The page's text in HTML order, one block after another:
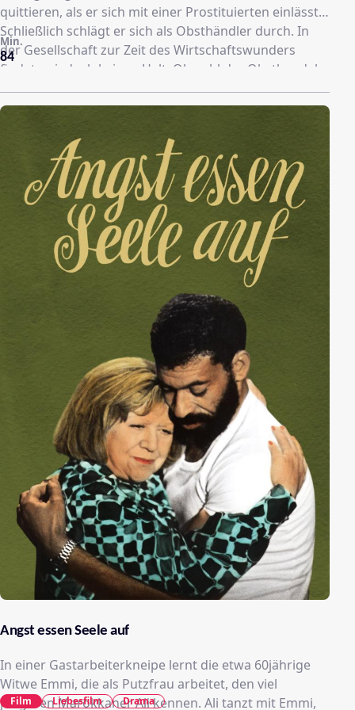
quittieren, als er sich mit einer Prostituierten einlässt.
Schließlich schlägt er sich als Obsthändler durch. In
der Gesellschaft zur Zeit des Wirtschaftswunders
findet er jedoch keinen Halt. Obwohl der Obsthandel
floriert, gibt sich Hans seiner selbstzerstörerischen
Resignation hin.
84
Min.
Angst essen Seele auf
In einer Gastarbeiterkneipe lernt die etwa 60jährige
Witwe Emmi, die als Putzfrau arbeitet, den viel
jüngeren Marokkaner Ali kennen. Ali tanzt mit Emmi,
Film Liebesfilm Drama